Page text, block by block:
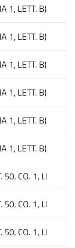
1, LETT. B) DEL
1, LETT. B) DEL
1, LETT. B) DEL
1, LETT. B) DEL
1, LETT. B) DEL
1, LETT. B) DEL
50, CO. 1, LETT.
50, CO. 1, LETT.
50, CO. 1, LETT.